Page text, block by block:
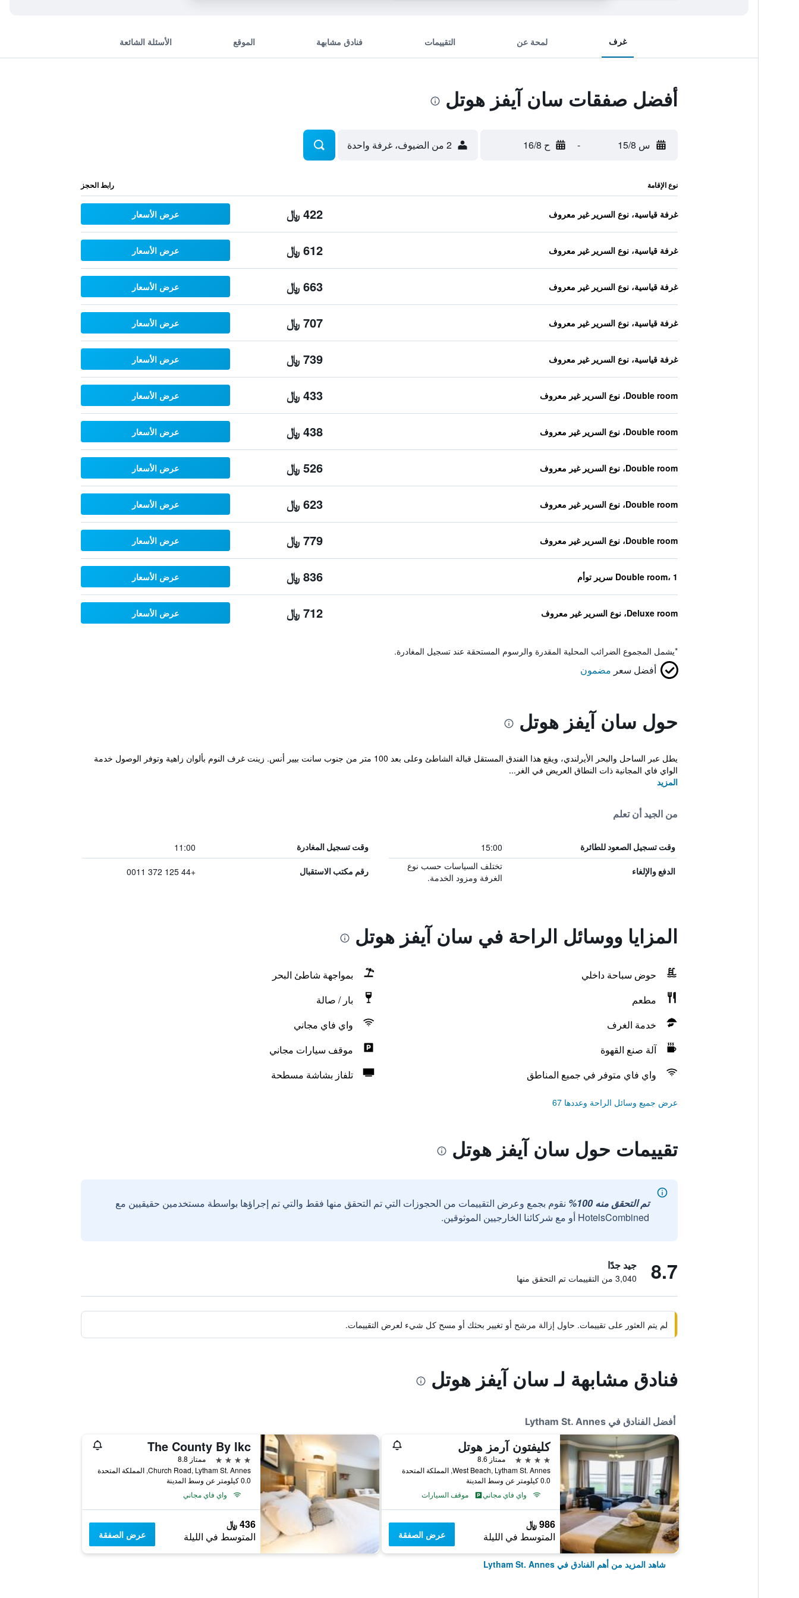
غرف لمحة عن التقييمات فنادق مشابهة الموقع الأسئلة الشائعة
أفضل صفقات سان آيفز هوتل
س 15/8 - ح 16/8 2 من الضيوف، غرفة واحدة
نوع الإقامة رابط الحجز
غرفة قياسية، نوع السرير غير معروف 422 ﷼ عرض الأسعار
غرفة قياسية، نوع السرير غير معروف 612 ﷼ عرض الأسعار
غرفة قياسية، نوع السرير غير معروف 663 ﷼ عرض الأسعار
غرفة قياسية، نوع السرير غير معروف 707 ﷼ عرض الأسعار
غرفة قياسية، نوع السرير غير معروف 739 ﷼ عرض الأسعار
Double room، نوع السرير غير معروف 433 ﷼ عرض الأسعار
Double room، نوع السرير غير معروف 438 ﷼ عرض الأسعار
Double room، نوع السرير غير معروف 526 ﷼ عرض الأسعار
Double room، نوع السرير غير معروف 623 ﷼ عرض الأسعار
Double room، نوع السرير غير معروف 779 ﷼ عرض الأسعار
Double room، 1 سرير توأم 836 ﷼ عرض الأسعار
Deluxe room، نوع السرير غير معروف 712 ﷼ عرض الأسعار
*يشمل المجموع الضرائب المحلية المقدرة والرسوم المستحقة عند تسجيل المغادرة.
أفضل سعر مضمون
حول سان آيفز هوتل
يطل عبر الساحل والبحر الأيرلندي، ويقع هذا الفندق المستقل قبالة الشاطئ وعلى بعد 100 متر من جنوب سانت بيير أنس. زينت غرف النوم بألوان زاهية وتوفر الوصول خدمة
الواي فاي المجانية ذات النطاق العريض في الغر...
المزيد
من الجيد أن تعلم
وقت تسجيل الصعود للطائرة 15:00 وقت تسجيل المغادرة 11:00
الدفع والإلغاء
تختلف السياسات حسب نوع
الغرفة ومزود الخدمة.
رقم مكتب الاستقبال +44 125 372 0011
المزايا ووسائل الراحة في سان آيفز هوتل
حوض سباحة داخلي
بمواجهة شاطئ البحر
مطعم
بار / صالة
خدمة الغرف
واي فاي مجاني
آلة صنع القهوة
موقف سيارات مجاني
واي فاي متوفر في جميع المناطق
تلفاز بشاشة مسطحة
عرض جميع وسائل الراحة وعددها 67
تقييمات حول سان آيفز هوتل
تم التحقق منه 100%
نقوم بجمع وعرض التقييمات من الحجوزات التي تم التحقق منها فقط والتي تم إجراؤها بواسطة مستخدمين حقيقيين مع
HotelsCombined أو مع شركائنا الخارجيين الموثوقين.
8.7 جيد جدًا
3,040 من التقييمات تم التحقق منها
لم يتم العثور على تقييمات. حاول إزالة مرشح أو تغيير بحثك أو مسح كل شيء لعرض التقييمات.
فنادق مشابهة لـ سان آيفز هوتل
أفضل الفنادق في Lytham St. Annes
كليفتون آرمز هوتل
4 نجوم
ممتاز 8.6
West Beach, Lytham St. Annes, المملكة المتحدة
0.0 كيلومتر عن وسط المدينة
واي فاي مجاني
موقف السيارات
986 ﷼
المتوسط في الليلة عرض الصفقة
The County By Ikc
4 نجوم
ممتاز 8.8
Church Road, Lytham St. Annes, المملكة المتحدة
0.0 كيلومتر عن وسط المدينة
واي فاي مجاني
436 ﷼
المتوسط في الليلة عرض الصفقة
شاهد المزيد من أهم الفنادق في Lytham St. Annes